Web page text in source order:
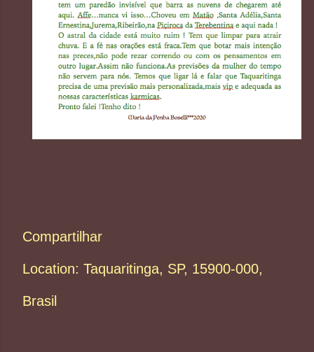
Compartilhar
Location: Taquaritinga, SP, 15900-000,
Brasil